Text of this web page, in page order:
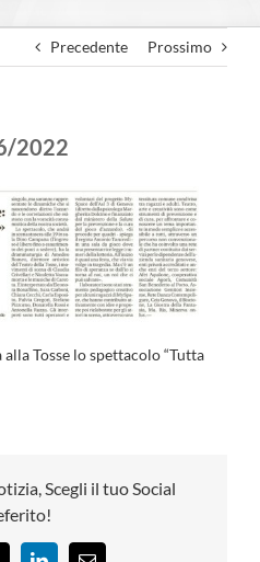
Precedente Prossimo
2022
Tosse lo spettacolo “Tutta
Scegli il tuo Social